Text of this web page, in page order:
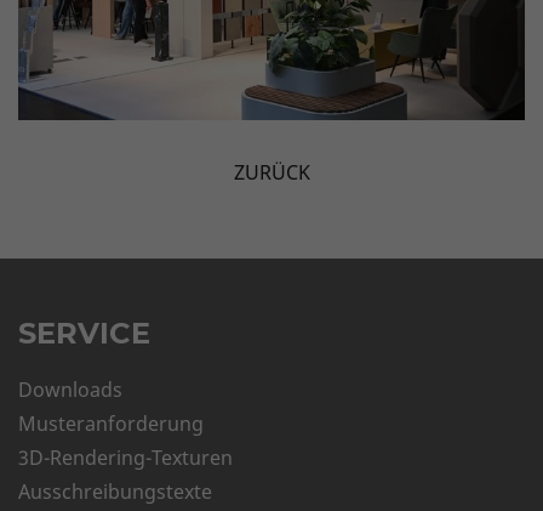
ZURÜCK
SERVICE
Downloads
Musteranforderung
3D-Rendering-Texturen
Ausschreibungstexte